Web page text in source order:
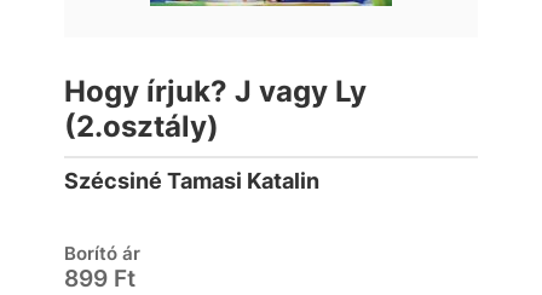
Hogy írjuk? J vagy Ly
(2.osztály)
Szécsiné Tamasi Katalin
Borító ár
899 Ft